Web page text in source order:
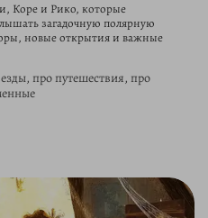
Коре и Рико, которые
загадочную полярную
новые открытия и важные
про путешествия, про